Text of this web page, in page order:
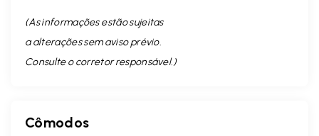
(As informações estão sujeitas
a alterações sem aviso prévio.
Consulte o corretor responsável. )
Cômodos